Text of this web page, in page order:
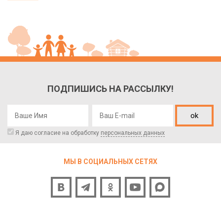
ПОДПИШИСЬ НА РАССЫЛКУ!
ok
Я даю согласие на обработку персональных данных
МЫ В СОЦИАЛЬНЫХ СЕТЯХ